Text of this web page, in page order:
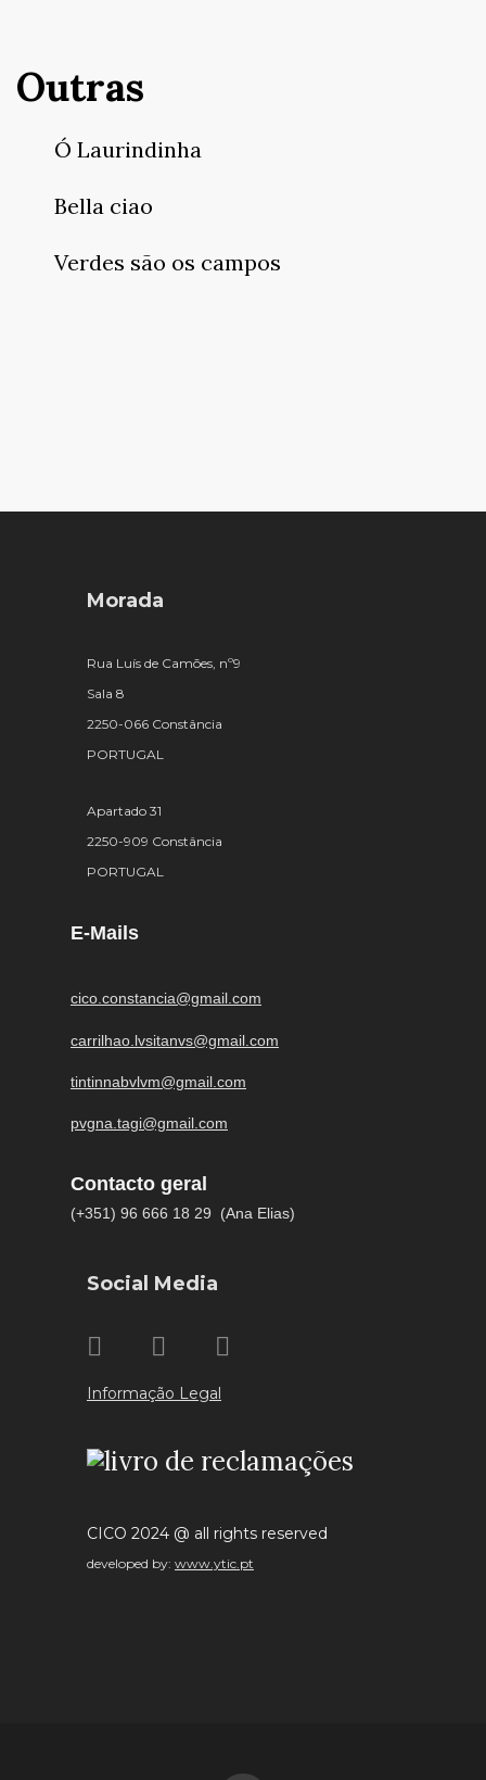
Outras
Ó Laurindinha
Bella ciao
Verdes são os campos
Morada
Rua Luís de Camões, nº9
Sala 8
2250-066 Constância
PORTUGAL
Apartado 31
2250-909 Constância
PORTUGAL
E-Mails
cico.constancia@gmail.com
carrilhao.lvsitanvs@gmail.com
tintinnabvlvm@gmail.com
pvgna.tagi@gmail.com
Contacto geral
(+351) 96 666 18 29 (Ana Elias)
Social Media
Informação Legal
CICO 2024 @ all rights reserved
developed by: www.ytic.pt